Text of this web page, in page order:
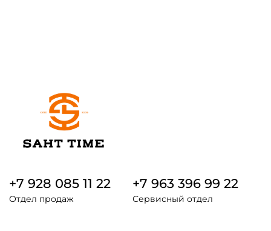
+7 928 085 11 22
Отдел продаж
+7 963 396 99 22
Сервисный отдел